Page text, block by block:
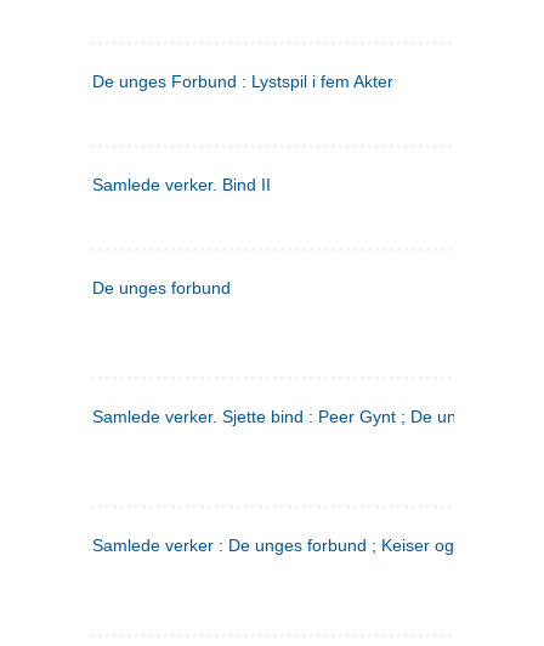
De unges Forbund : Lystspil i fem Akter
Samlede verker. Bind II
De unges forbund
Samlede verker. Sjette bind : Peer Gynt ; De unges
Samlede verker : De unges forbund ; Keiser og Galilæer. 3